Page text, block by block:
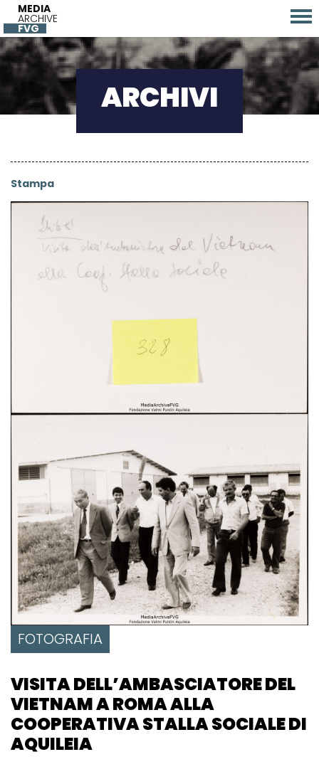
MEDIA
ARCHIVE
FVG
ARCHIVI
Stampa
FOTOGRAFIA
VISITA DELL’AMBASCIATORE DEL
VIETNAM A ROMA ALLA
COOPERATIVA STALLA SOCIALE DI
AQUILEIA